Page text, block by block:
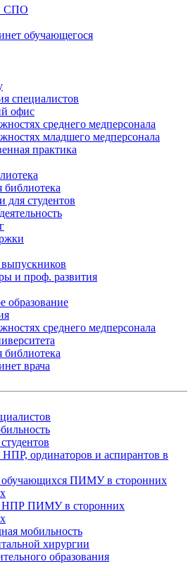
СПО
обучающегося
специалистов
офис
среднего медперсонала
младшего медперсонала
практика
библиотека
для студентов
и проф. развития
образование
среднего медперсонала
библиотека
врача
ординаторов и аспирантов в
обучающихся ПИМУ в сторонних
НПР ПИМУ в сторонних
мобильность
хирургии
образования